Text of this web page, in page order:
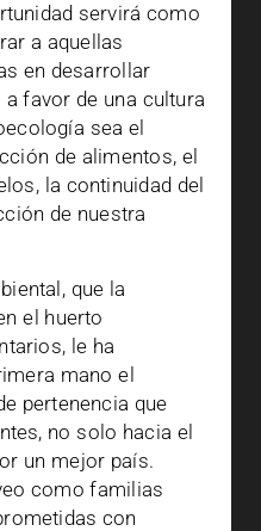
servirá como
a aquellas
en desarrollar
favor de una cultura
sea el
de alimentos, el
la continuidad del
de nuestra
que la
el huerto
le ha
mano el
pertenencia que
no solo hacia el
un mejor país.
como familias
con